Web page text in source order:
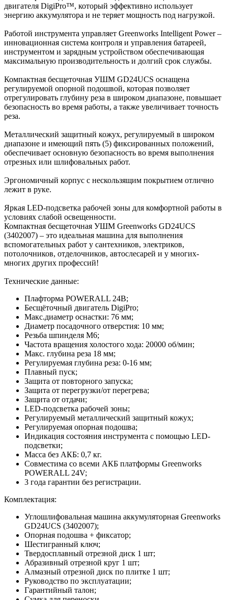
двигателя DigiPro™, который эффективно использует
энергию аккумулятора и не теряет мощность под нагрузкой.
Работой инструмента управляет Greenworks Intelligent Power –
инновационная система контроля и управления батареей,
инструментом и зарядным устройством обеспечивающая
максимальную производительность и долгий срок службы.
Компактная бесщеточная УШМ GD24UCS оснащена
регулируемой опорной подошвой, которая позволяет
отрегулировать глубину реза в широком диапазоне, повышает
безопасность во время работы, а также увеличивает точность
реза.
Металлический защитный кожух, регулируемый в широком
диапазоне и имеющий пять (5) фиксированных положений,
обеспечивает основную безопасность во время выполнения
отрезных или шлифовальных работ.
Эргономичный корпус с нескользящим покрытием отлично
лежит в руке.
Яркая LED-подсветка рабочей зоны для комфортной работы в
условиях слабой освещенности.
Компактная бесщеточная УШМ Greenworks GD24UCS
(3402007) – это идеальная машина для выполнения
вспомогательных работ у сантехников, электриков,
потолочников, отделочников, автослесарей и у многих-
многих других профессий!
Технические данные:
Плафторма POWERALL 24В;
Бесщёточный двигатель DigiPro;
Макс.диаметр оснастки: 76 мм;
Диаметр посадочного отверстия: 10 мм;
Резьба шпинделя М6;
Частота вращения холостого хода: 20000 об/мин;
Макс. глубина реза 18 мм;
Регулируемая глубина реза: 0-16 мм;
Плавный пуск;
Защита от повторного запуска;
Защита от перегрузки/от перегрева;
Защита от отдачи;
LED-подсветка рабочей зоны;
Регулируемый металлический защитный кожух;
Регулируемая опорная подошва;
Индикация состояния инструмента с помощью LED-
подсветки;
Масса без АКБ: 0,7 кг.
Совместима со всеми АКБ платформы Greenworks
POWERALL 24V;
3 года гарантии без регистрации.
Комплектация:
Углошлифовальная машина аккумуляторная Greenworks
GD24UCS (3402007);
Опорная подошва + фиксатор;
Шестигранный ключ;
Твердосплавный отрезной диск 1 шт;
Абразивный отрезной круг 1 шт;
Алмазный отрезной диск по плитке 1 шт;
Руководство по эксплуатации;
Гарантийный талон;